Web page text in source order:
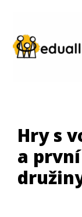
Hry s
a